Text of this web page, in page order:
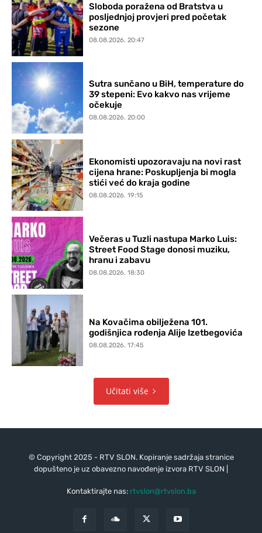
Sloboda poražena od Bratstva u
posljednjoj provjeri pred početak
sezone
08.08.2026. 20:47
Sutra sunčano u BiH, temperature do
39 stepeni: Evo kakvo nas vrijeme
očekuje
08.08.2026. 20:00
Ekonomisti upozoravaju na novi rast
cijena hrane: Poskupljenja bi mogla
stići već do kraja godine
08.08.2026. 19:15
Večeras u Tuzli nastupa Marko Luis:
Street Food Stage donosi muziku,
hranu i zabavu
08.08.2026. 18:30
Na Kovačima obilježena 101.
godišnjica rođenja Alije Izetbegovića
08.08.2026. 17:45
Učitati više
© Copyright 2025 - RTV SLON. Kopiranje sadržaja stranice
dopušteno je uz obavezno navođenje izvora RTV SLON |
Kontaktirajte nas: rtvslon@rtvslon.ba